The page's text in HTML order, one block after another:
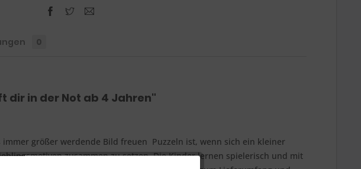
0
dir in der Not ab 4 Jahren"
größer werdende Bild freuen  Puzzeln ist, wenn sich ein kleiner
zusammen zu setzen. Die Kinder lernen spielerisch und mit